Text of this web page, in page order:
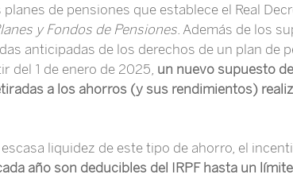
de pensiones que establece el Real
y Fondos de Pensiones. Además de los
anticipadas de los derechos de un plan de
del 1 de enero de 2025, un nuevo supuesto
a los ahorros (y sus rendimientos)
liquidez de este tipo de ahorro, el
año son deducibles del IRPF hasta un